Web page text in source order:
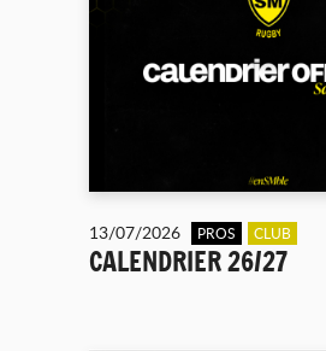
13/07/2026 PROS CLUB
CALENDRIER 26/27